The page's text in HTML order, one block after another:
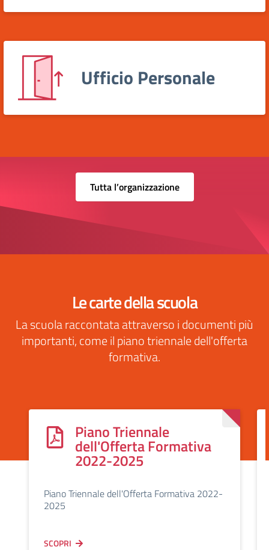
Ufficio Personale
Tutta l’organizzazione
Le carte della scuola
La scuola raccontata attraverso i documenti più
importanti, come il piano triennale dell'offerta
formativa.
Piano Triennale
dell'Offerta Formativa
2022-2025
Piano Triennale dell'Offerta Formativa 2022-
2025
SCOPRI